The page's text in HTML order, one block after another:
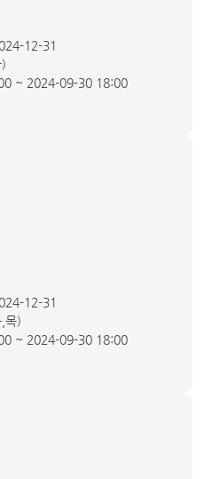
12-31
~ 2024-09-30 18:00
12-31
목)
~ 2024-09-30 18:00